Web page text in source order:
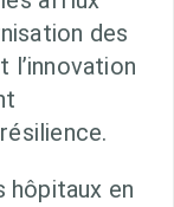
des
hôpitaux en